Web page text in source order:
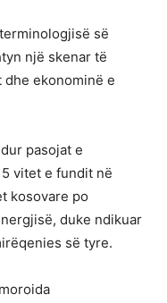
së
një skenar të
ekonominë e
pasojat e
vitet e fundit në
kosovare po
duke ndikuar
së tyre.